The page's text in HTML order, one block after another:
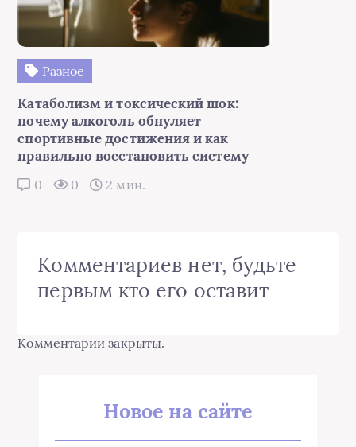
Разное
Катаболизм и токсический шок:
почему алкоголь обнуляет
спортивные достижения и как
правильно восстановить систему
0 0 2 мин.
Комментариев нет, будьте
первым кто его оставит
Комментарии закрыты.
Новое на сайте